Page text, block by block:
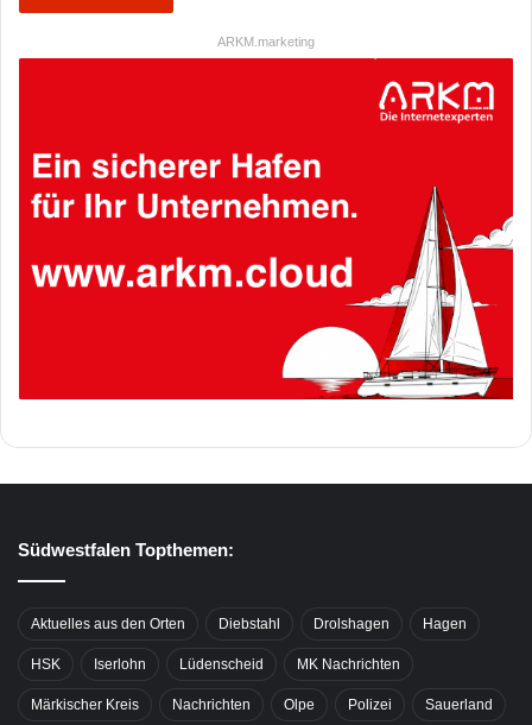
ARKM.marketing
Südwestfalen Topthemen:
Aktuelles aus den Orten Diebstahl Drolshagen Hagen
HSK Iserlohn Lüdenscheid MK Nachrichten
Märkischer Kreis Nachrichten Olpe Polizei Sauerland